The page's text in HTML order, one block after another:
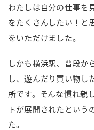
わたしは自分の仕事を
をたくさんしたい！と
をいただけました。
しかも横浜駅、普段か
し、遊んだり買い物し
所です。そんな慣れ親
トが展開されたという
た。